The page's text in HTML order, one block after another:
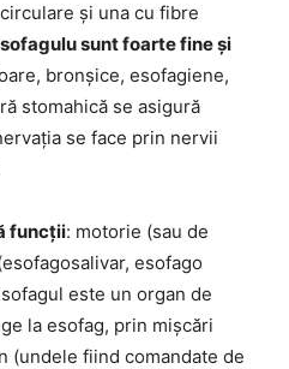
și una cu fibre
sunt foarte fine și
bronșice, esofagiene,
stomahică se asigură
se face prin nervii
funcții: motorie (sau de
esofago
este un organ de
la esofag, prin mișcări
(undele fiind comandate de